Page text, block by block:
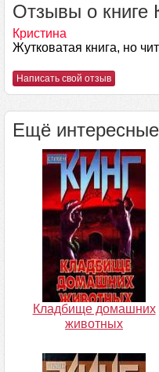
Отзывы о книге
Кристина
Жутковатая книга, но
Написать свой отзыв
Ещё интересные
Кладбище домашних
животных